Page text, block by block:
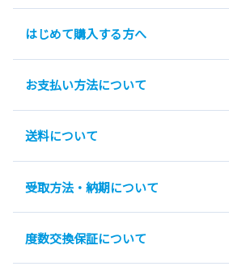
はじめて購入する方へ
お支払い方法について
送料について
受取方法・納期について
度数交換保証について